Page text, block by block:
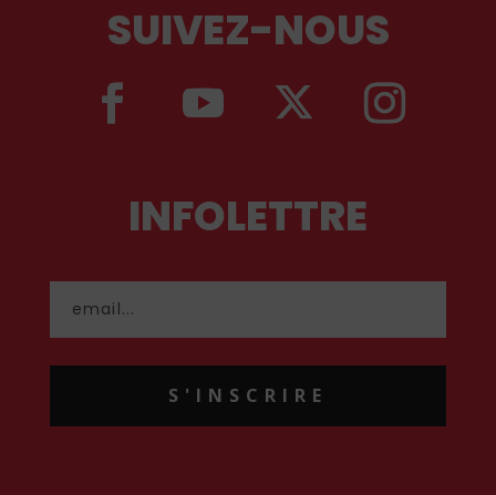
SUIVEZ-NOUS
INFOLETTRE
S'INSCRIRE